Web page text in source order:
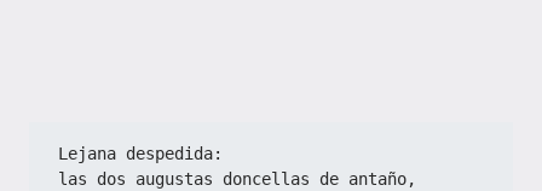
Lejana despedida:
las dos augustas doncellas de antaño,